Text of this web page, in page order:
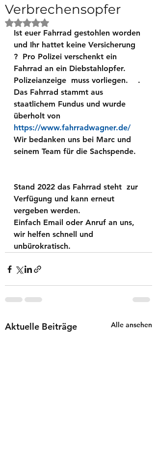
Verbrechensopfer
Mit NaN von 5 Sternen bewertet.
Ist euer Fahrrad gestohlen worden
und Ihr hattet keine Versicherung
?  Pro Polizei verschenkt ein
Fahrrad an ein Diebstahlopfer.
Polizeianzeige  muss vorliegen.    .
Das Fahrrad stammt aus
staatlichem Fundus und wurde
überholt von
https://www.fahrradwagner.de/
Wir bedanken uns bei Marc und
seinem Team für die Sachspende.
Stand 2022 das Fahrrad steht  zur
Verfügung und kann erneut
vergeben werden.
Einfach Email oder Anruf an uns,
wir helfen schnell und
unbürokratisch.
Aktuelle Beiträge Alle ansehen